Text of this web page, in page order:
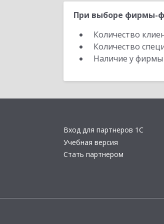
При выборе фирмы-
Количество
Количество
Наличие у фирмы
Вход для партнеров 1С
Учебная версия
Стать партнером